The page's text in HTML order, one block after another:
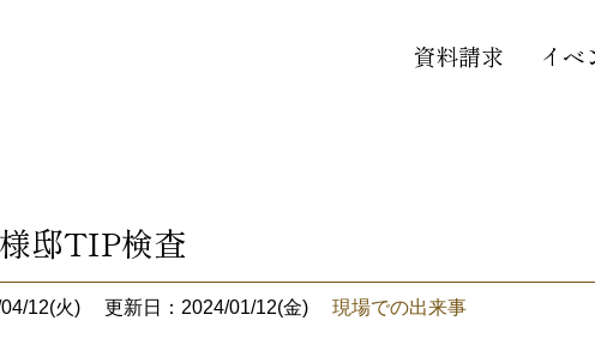
資料請求 イベ
邸TIP検査
12(火) 更新日：2024/01/12(金) 現場での出来事